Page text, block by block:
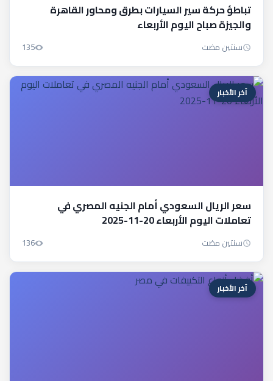
تباطؤ حركة سير السيارات بطرق ومحاور القاهرة
والجيزة صباح اليوم الأربعاء
سنتين مضت 135
آخر الأخبار
سعر الريال السعودي أمام الجنيه المصري في
تعاملات اليوم الأربعاء 20-11-2025
سنتين مضت 136
آخر الأخبار